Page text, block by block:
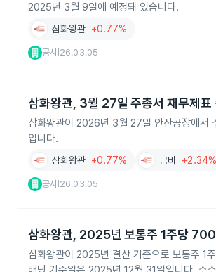
2025년 3월 9일에 예정돼 있습니다.
삼화왕관 +0.77%
공시 26.03.05
삼화왕관, 3월 27일 주총서 재무제표
삼화왕관이 2026년 3월 27일 안산공장에서
입니다.
삼화왕관 +0.77% 금비 +2.34%
공시 26.03.05
삼화왕관, 2025년 보통주 1주당 700
삼화왕관이 2025년 결산 기준으로 보통주 1